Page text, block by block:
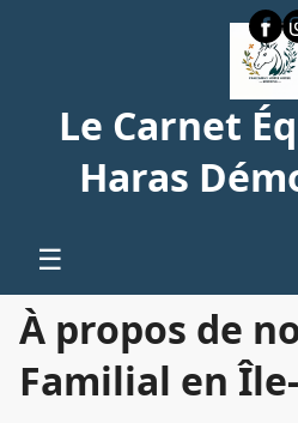
Le Carnet
Haras
☰
À propos de
Familial en